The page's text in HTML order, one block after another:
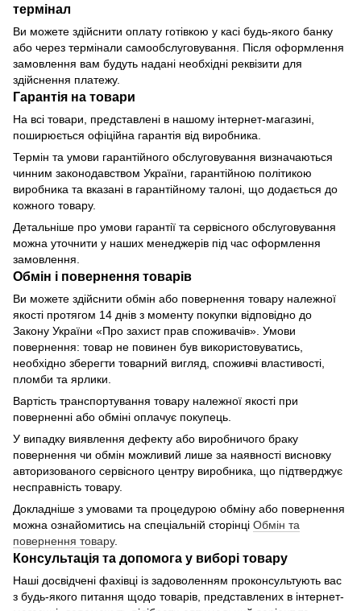
термінал
Ви можете здійснити оплату готівкою у касі будь-якого банку
або через термінали самообслуговування. Після оформлення
замовлення вам будуть надані необхідні реквізити для
здійснення платежу.
Гарантія на товари
На всі товари, представлені в нашому інтернет-магазині,
поширюється офіційна гарантія від виробника.
Термін та умови гарантійного обслуговування визначаються
чинним законодавством України, гарантійною політикою
виробника та вказані в гарантійному талоні, що додається до
кожного товару.
Детальніше про умови гарантії та сервісного обслуговування
можна уточнити у наших менеджерів під час оформлення
замовлення.
Обмін і повернення товарів
Ви можете здійснити обмін або повернення товару належної
якості протягом 14 днів з моменту покупки відповідно до
Закону України «Про захист прав споживачів». Умови
повернення: товар не повинен був використовуватись,
необхідно зберегти товарний вигляд, споживчі властивості,
пломби та ярлики.
Вартість транспортування товару належної якості при
поверненні або обміні оплачує покупець.
У випадку виявлення дефекту або виробничого браку
повернення чи обмін можливий лише за наявності висновку
авторизованого сервісного центру виробника, що підтверджує
несправність товару.
Докладніше з умовами та процедурою обміну або повернення
можна ознайомитись на спеціальній сторінці Обмін та
повернення товару.
Консультація та допомога у виборі товару
Наші досвідчені фахівці із задоволенням проконсультують вас
з будь-якого питання щодо товарів, представлених в інтернет-